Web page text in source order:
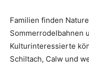
Familien finden
Sommerrodelbahnen
Kulturinteressierte
Schiltach, Calw und